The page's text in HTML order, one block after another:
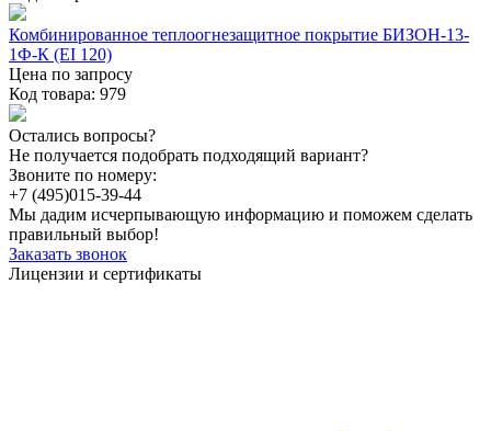
Комбинированное теплоогнезащитное покрытие БИЗОН-13-
1Ф-К (EI 120)
Цена по запросу
Код товара: 979
Остались вопросы?
Не получается подобрать подходящий вариант?
Звоните по номеру:
+7 (495)015-39-44
Мы дадим исчерпывающую информацию и поможем сделать
правильный выбор!
Заказать звонок
Лицензии и сертификаты